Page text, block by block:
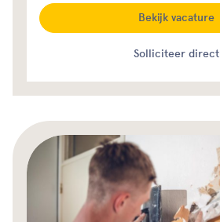
Solliciteer direct
Bekijk vacature